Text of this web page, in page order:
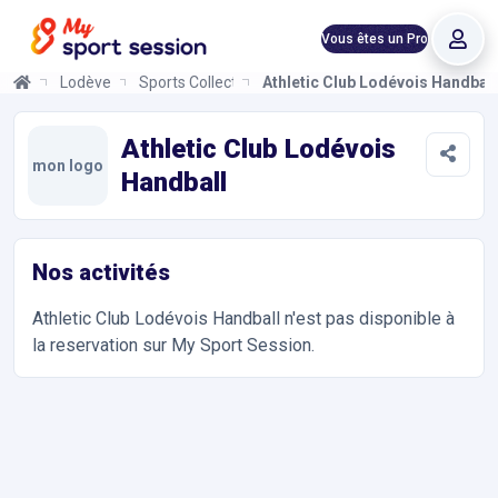
Vous êtes un Pro
Lodève Sports Collectifs Athletic Club Lodévois Handball
mon logo
Athletic Club Lodévois
Handball
Nos activités
Athletic Club Lodévois Handball n'est pas disponible à
la reservation sur My Sport Session.